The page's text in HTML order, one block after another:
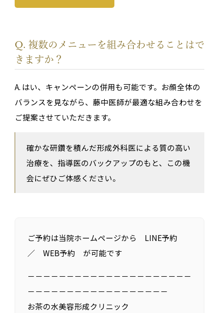
Q. 複数のメニューを組み合わせることはで
きますか？
A. はい、キャンペーンの併用も可能です。お顔全体の
バランスを見ながら、藤中医師が最適な組み合わせを
ご提案させていただきます。
確かな研鑽を積んだ形成外科医による質の高い
治療を、指導医のバックアップのもと、この機
会にぜひご体感ください。
ご予約は当院ホームページから LINE予約
／ WEB予約 が可能です
－－－－－－－－－－－－－－－－－－－－－
－－－－－－－－－－－－－－－－－－
お茶の水美容形成クリニック